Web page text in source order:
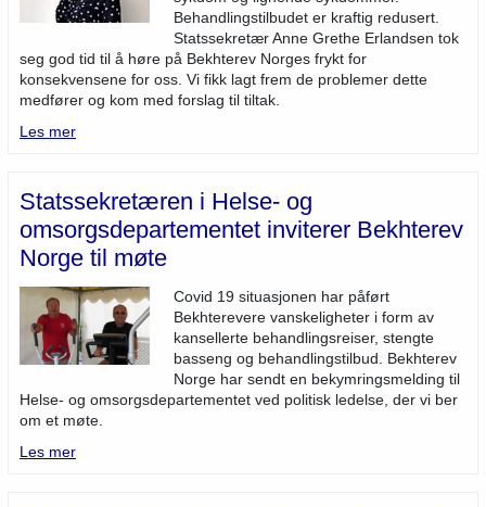
Behandlingstilbudet er kraftig redusert.
Statssekretær Anne Grethe Erlandsen tok
seg god tid til å høre på Bekhterev Norges frykt for
konsekvensene for oss. Vi fikk lagt frem de problemer dette
medfører og kom med forslag til tiltak.
Les mer
Statssekretæren i Helse- og
omsorgsdepartementet inviterer Bekhterev
Norge til møte
Covid 19 situasjonen har påført
Bekhterevere vanskeligheter i form av
kansellerte behandlingsreiser, stengte
basseng og behandlingstilbud. Bekhterev
Norge har sendt en bekymringsmelding til
Helse- og omsorgsdepartementet ved politisk ledelse, der vi ber
om et møte.
Les mer